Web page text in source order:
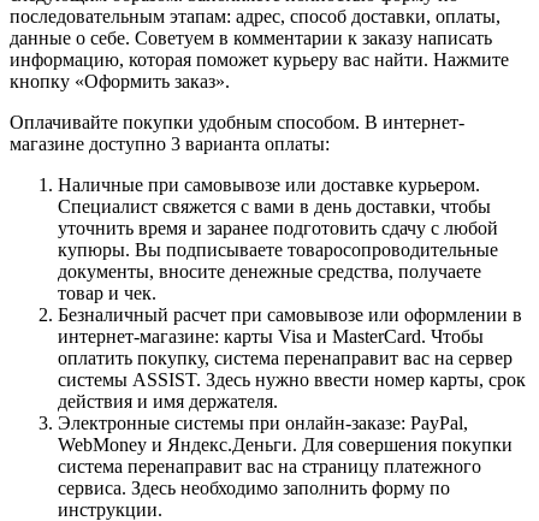
последовательным этапам: адрес, способ доставки, оплаты,
данные о себе. Советуем в комментарии к заказу написать
информацию, которая поможет курьеру вас найти. Нажмите
кнопку «Оформить заказ».
Оплачивайте покупки удобным способом. В интернет-
магазине доступно 3 варианта оплаты:
Наличные при самовывозе или доставке курьером.
Специалист свяжется с вами в день доставки, чтобы
уточнить время и заранее подготовить сдачу с любой
купюры. Вы подписываете товаросопроводительные
документы, вносите денежные средства, получаете
товар и чек.
Безналичный расчет при самовывозе или оформлении в
интернет-магазине: карты Visa и MasterCard. Чтобы
оплатить покупку, система перенаправит вас на сервер
системы ASSIST. Здесь нужно ввести номер карты, срок
действия и имя держателя.
Электронные системы при онлайн-заказе: PayPal,
WebMoney и Яндекс.Деньги. Для совершения покупки
система перенаправит вас на страницу платежного
сервиса. Здесь необходимо заполнить форму по
инструкции.